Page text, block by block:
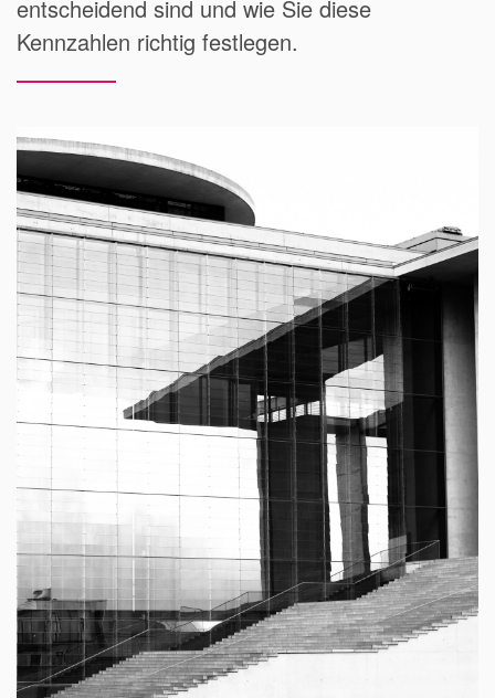
entscheidend sind und wie Sie diese
Kennzahlen richtig festlegen.